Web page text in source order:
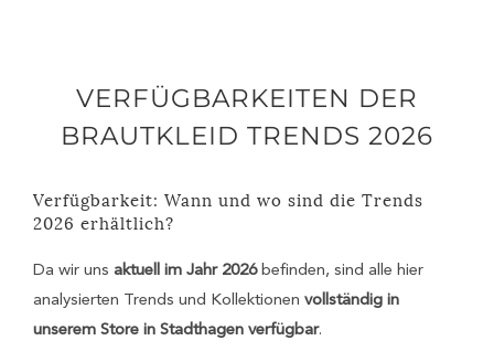
VERFÜGBARKEITEN DER
BRAUTKLEID TRENDS 2026
Verfügbarkeit: Wann und wo sind die Trends
2026 erhältlich?
Da wir uns aktuell im Jahr 2026befinden, sind alle hier
analysierten Trends und Kollektionen vollständig in
unserem Store in Stadthagen verfügbar.